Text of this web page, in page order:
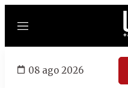
Menú
08 ago 2026